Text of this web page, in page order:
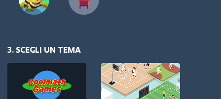
3. SCEGLI UN TEMA